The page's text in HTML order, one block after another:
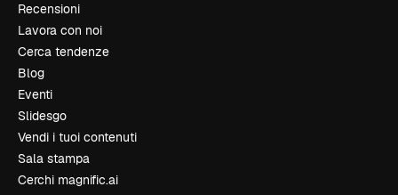
Recensioni
Lavora con noi
Cerca tendenze
Blog
Eventi
Slidesgo
Vendi i tuoi contenuti
Sala stampa
Cerchi magnific.ai